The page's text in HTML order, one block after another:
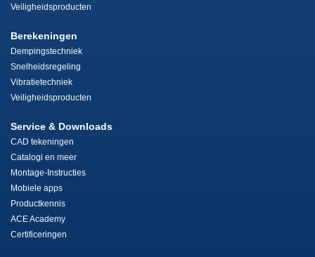
Veiligheidsproducten
Berekeningen
Dempingstechniek
Snelheidsregeling
Vibratietechniek
Veiligheidsproducten
Service & Downloads
CAD tekeningen
Catalogi en meer
Montage-Instructies
Mobiele apps
Productkennis
ACE Academy
Certificeringen